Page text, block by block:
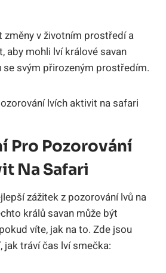
změny v životním prostředí a
aby mohli lví králové savan
se svým přirozeným prostředím.
Pro Pozorování
Na Safari
zážitek z pozorování lvů na
králů savan může být
víte, jak na to. Zde jsou
jak tráví čas lví smečka: